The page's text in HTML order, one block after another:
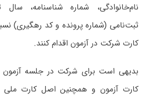
نام‌خانوادگی، شماره شناسنامه،
ثبت‌نامی (شماره پرونده و کد رهگیری)
کارت شرکت در آزمون اقدام کنند.
بدیهی است برای شرکت در جلسه آزمون
کارت آزمون و همچنین اصل کارت ملی